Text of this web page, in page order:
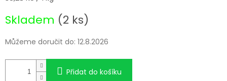
Skladem (2 ks)
Můžeme doručit do: 12.8.2026
Přidat do košíku